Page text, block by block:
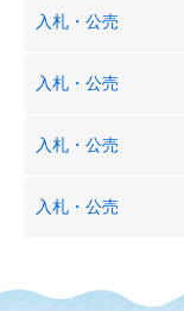
入札・公売
入札・公売
入札・公売
入札・公売